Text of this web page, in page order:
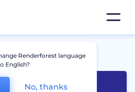
Renderforest language
English?
No, thanks